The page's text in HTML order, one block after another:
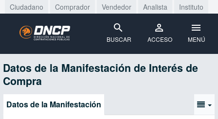
Ciudadano Comprador Vendedor Analista Instituto
BUSCAR ACCESO MENÚ
Datos de la Manifestación de Interés de
Compra
Datos de la Manifestación